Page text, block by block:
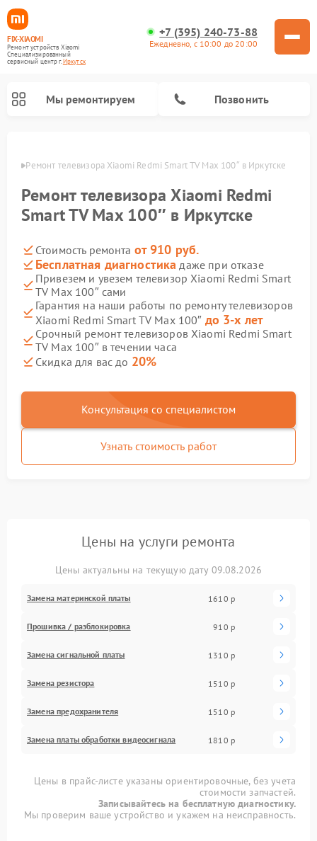
FIX-XIAOMI
Ремонт устройств Xiaomi
Специализированный
cервисный центр г.Иркутск
+7 (395) 240-73-88
Ежедневно, с 10:00 до 20:00
Мы ремонтируем Позвонить
Ремонт телевизора Xiaomi Redmi Smart TV Max 100″ в Иркутске
Ремонт телевизора Xiaomi Redmi
Smart TV Max 100″ в Иркутске
Стоимость ремонта от 910 руб.
Бесплатная диагностика даже при отказе
Привезем и увезем телевизор Xiaomi Redmi Smart
TV Max 100″ сами
Гарантия на наши работы по ремонту телевизоров
Xiaomi Redmi Smart TV Max 100″ до 3-х лет
Срочный ремонт телевизоров Xiaomi Redmi Smart
TV Max 100″ в течении часа
Скидка для вас до 20%
Консультация со специалистом
Узнать стоимость работ
Цены на услуги ремонта
Цены актуальны на текущую дату 09.08.2026
Замена материнской платы 1610 р
Прошивка / разблокировка 910 р
Замена сигнальной платы 1310 р
Замена резистора 1510 р
Замена предохранителя 1510 р
Замена платы обработки видеосигнала 1810 р
Цены в прайс-листе указаны ориентировочные, без учета
стоимости запчастей.
Записывайтесь на бесплатную диагностику.
Мы проверим ваше устройство и укажем на неисправность.